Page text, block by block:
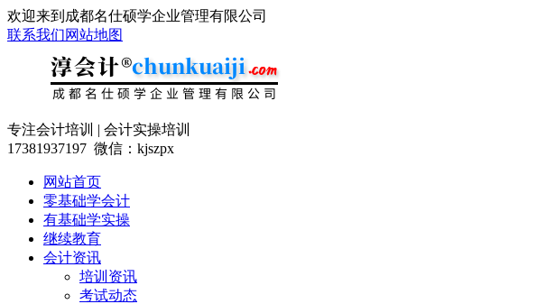
欢迎来到成都名仕硕学企业管理有限公司
联系我们网站地图
专注会计培训 | 会计实操培训
17381937197 微信：kjszpx
网站首页
零基础学会计
有基础学实操
继续教育
会计资讯
培训资讯
考试动态